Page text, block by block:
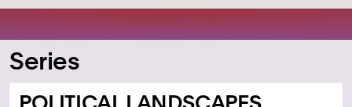
Series